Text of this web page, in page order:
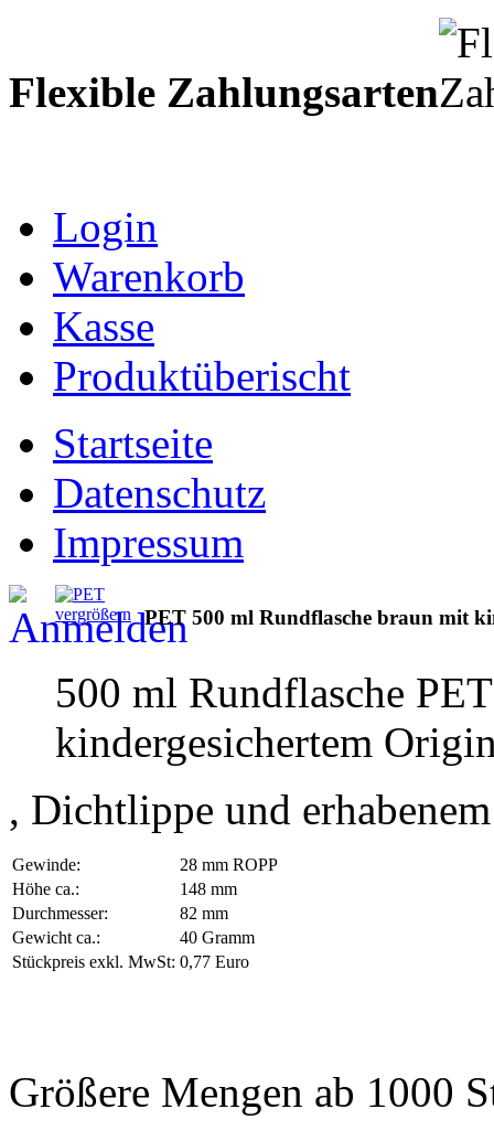
Flexible Zahlungsarten
Login
Warenkorb
Kasse
Produktüberischt
Startseite
Datenschutz
Impressum
vergrößern PET 500 ml Rundflasche braun mit
500 ml Rundflasche
kindergesichertem
, Dichtlippe und
Gewinde:
28 mm ROPP
Höhe ca.:
148 mm
Durchmesser:
82 mm
Gewicht ca.:
40 Gramm
Stückpreis exkl. MwSt: 0,77 Euro
Größere Mengen ab 1000